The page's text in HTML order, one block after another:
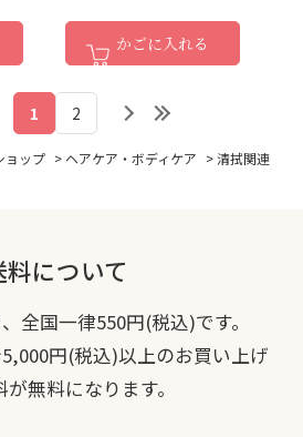
かごに入れる
1 2
ョップ > ヘアケア・ボディケア >清拭関連
料について
全国一律550円(税込)です。
円(税込)以上のお買い上げ
が無料になります。